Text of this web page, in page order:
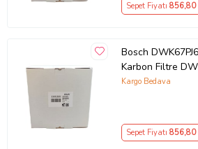
Sepet Fiyatı 856,80
Bosch
Karbon Filtre
1Takım Bacasız
Kargo Bedava
Sepet Fiyatı 856,80